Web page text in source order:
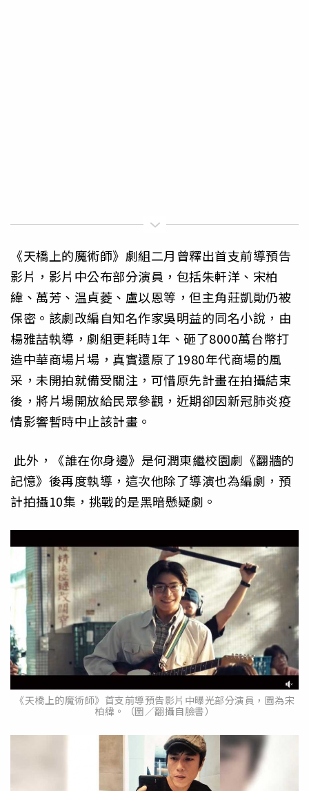
《天橋上的魔術師》劇組二月曾釋出首支前導預告
影片，影片中公布部分演員，包括朱軒洋、宋柏
緯、萬芳、温貞菱、盧以恩等，但主角莊凱勛仍被
保密。該劇改編自知名作家吳明益的同名小說，由
楊雅喆執導，劇組更耗時1年、砸了8000萬台幣打
造中華商場片場，真實還原了1980年代商場的風
采，未開拍就備受關注，可惜原先計畫在拍攝結束
後，將片場開放給民眾參觀，近期卻因新冠肺炎疫
情影響暫時中止該計畫。
此外，《誰在你身邊》是何潤東繼校園劇《翻牆的
記憶》後再度執導，這次他除了導演也為編劇，預
計拍攝10集，挑戰的是黑暗懸疑劇。
《天橋上的魔術師》首支前導預告影片中曝光部分演員，圖為宋
柏緯。（圖／翻攝自臉書）